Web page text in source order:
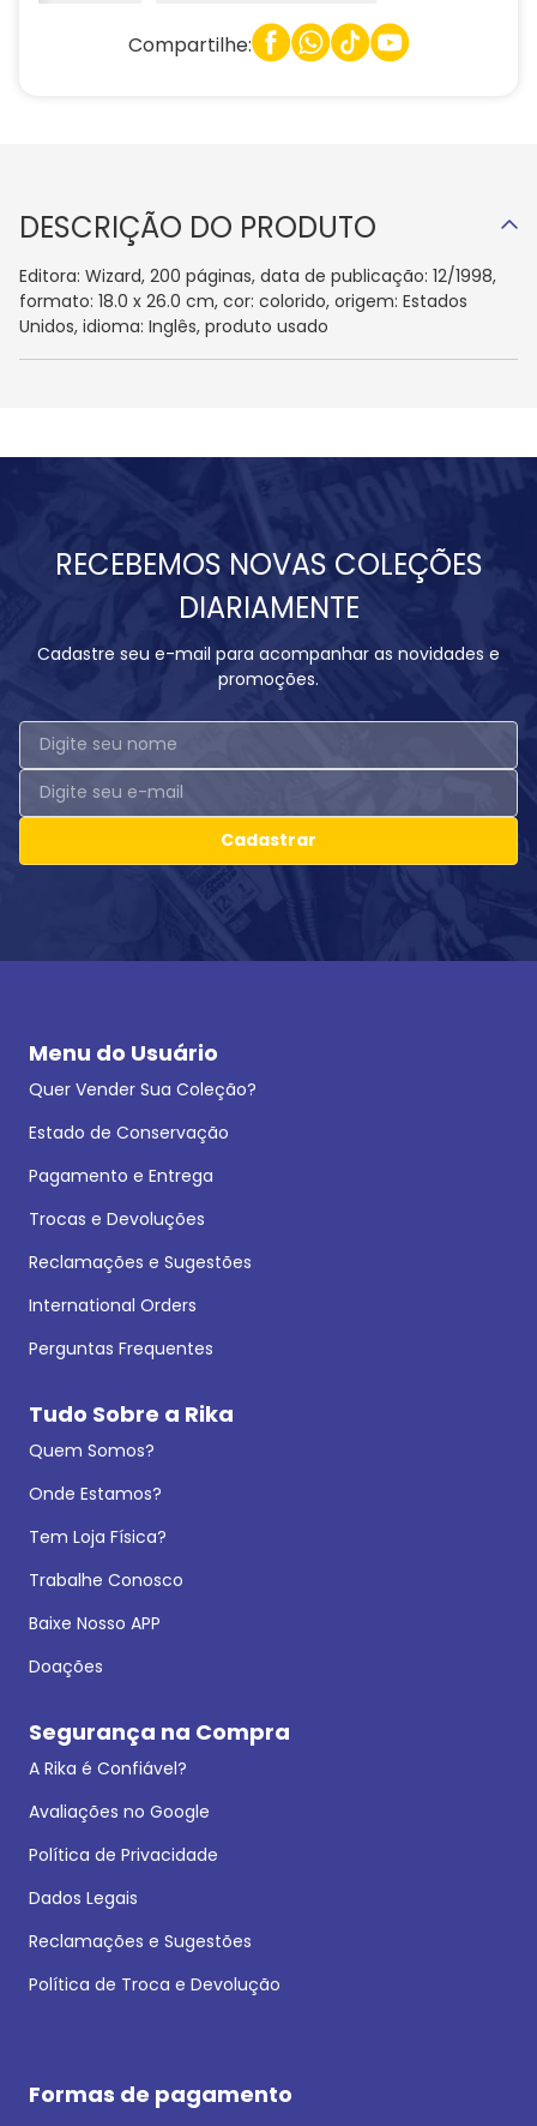
Compartilhe:
DESCRIÇÃO DO PRODUTO
Editora: Wizard, 200 páginas, data de publicação: 12/1998,
formato: 18.0 x 26.0 cm, cor: colorido, origem: Estados
Unidos, idioma: Inglês, produto usado
RECEBEMOS NOVAS COLEÇÕES
DIARIAMENTE
Cadastre seu e-mail para acompanhar as novidades e
promoções.
Cadastrar
Menu do Usuário
Quer Vender Sua Coleção?
Estado de Conservação
Pagamento e Entrega
Trocas e Devoluções
Reclamações e Sugestões
International Orders
Perguntas Frequentes
Tudo Sobre a Rika
Quem Somos?
Onde Estamos?
Tem Loja Física?
Trabalhe Conosco
Baixe Nosso APP
Doações
Segurança na Compra
A Rika é Confiável?
Avaliações no Google
Política de Privacidade
Dados Legais
Reclamações e Sugestões
Política de Troca e Devolução
Formas de pagamento